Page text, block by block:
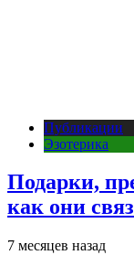
Публикации
Эзотерика
Подарки,
как они
7 месяцев назад